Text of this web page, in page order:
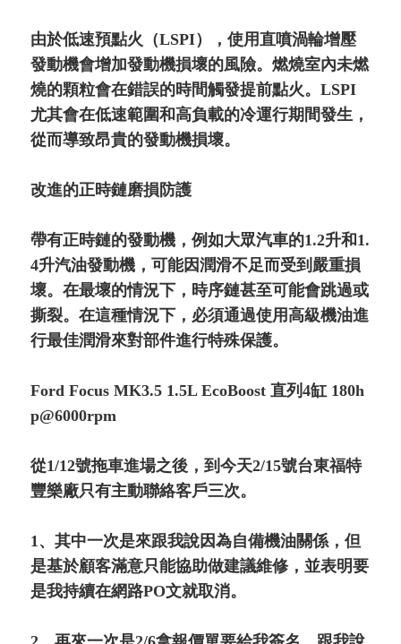
由於低速預點火（LSPI），使用直噴渦輪增壓
發動機會增加發動機損壞的風險。燃燒室內未燃
燒的顆粒會在錯誤的時間觸發提前點火。LSPI
尤其會在低速範圍和高負載的冷運行期間發生，
從而導致昂貴的發動機損壞。
改進的正時鏈磨損防護
帶有正時鏈的發動機，例如大眾汽車的1.2升和1.
4升汽油發動機，可能因潤滑不足而受到嚴重損
壞。在最壞的情況下，時序鏈甚至可能會跳過或
撕裂。在這種情況下，必須通過使用高級機油進
行最佳潤滑來對部件進行特殊保護。
Ford Focus MK3.5 1.5L EcoBoost 直列4缸 180h
p@6000rpm
從1/12號拖車進場之後，到今天2/15號台東福特
豐樂廠只有主動聯絡客戶三次。
1、其中一次是來跟我說因為自備機油關係，但
是基於顧客滿意只能協助做建議維修，並表明要
是我持續在網路PO文就取消。